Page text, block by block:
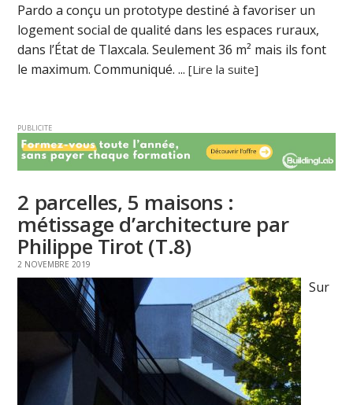
Pardo a conçu un prototype destiné à favoriser un
logement social de qualité dans les espaces ruraux,
dans l’État de Tlaxcala. Seulement 36 m² mais ils font
le maximum. Communiqué. ...[Lire la suite]
PUBLICITE
2 parcelles, 5 maisons :
métissage d’architecture par
Philippe Tirot (T.8)
2 NOVEMBRE 2019
Sur